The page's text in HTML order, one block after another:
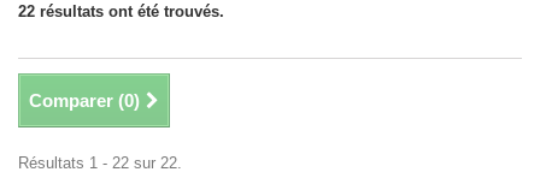
22 résultats ont été trouvés.
Comparer (0)
Résultats 1 - 22 sur 22.